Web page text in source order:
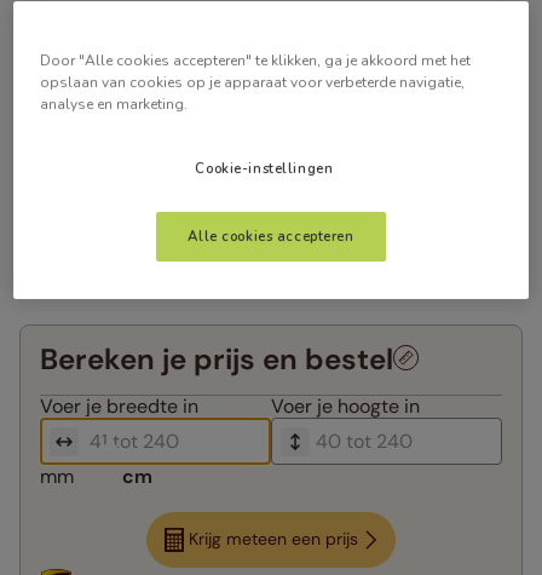
Bereken je prijs en bestel
Voer je breedte in Voer je hoogte in
mm cm
Krijg meteen een prijs
Door "Alle cookies accepteren" te klikken, ga je akkoord met het
opslaan van cookies op je apparaat voor verbeterde navigatie,
analyse en marketing.
Cookie-instellingen
Alle cookies accepteren